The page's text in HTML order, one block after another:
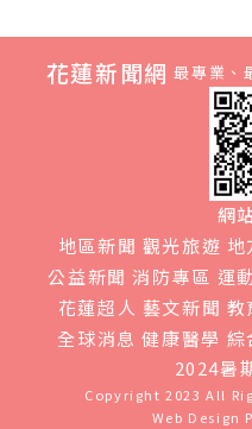
花蓮新聞網 最專業、
網
地區新聞 觀光旅遊 地
公益新聞 消防專區 運
花蓮超人 藝文新聞 教
全球消息 健康醫學 綜
2024暑
Copyright 2023 All
Web Design